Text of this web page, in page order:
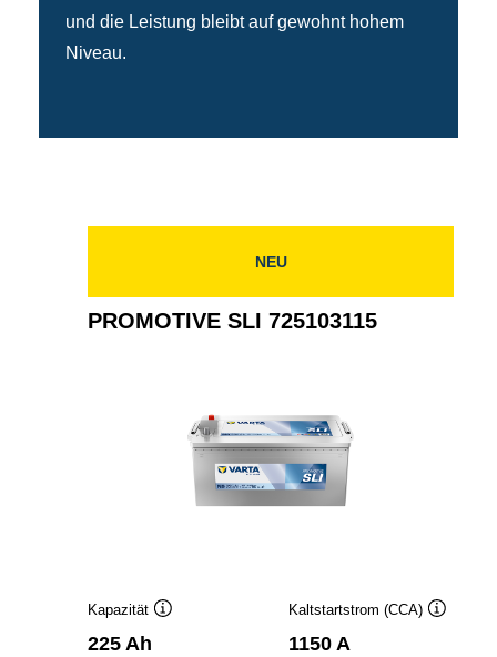
und die Leistung bleibt auf gewohnt hohem
Niveau.
NEU
PROMOTIVE SLI 725103115
Kapazität
225 Ah
Kaltstartstrom (CCA)
1150 A